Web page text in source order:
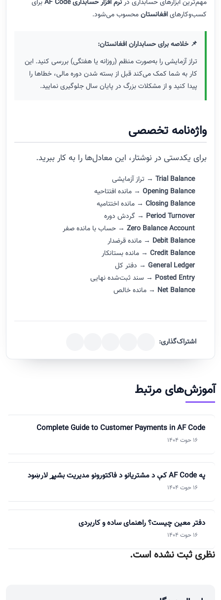
مهم‌ترین ابزارهای حسابداری درنرم‌ افزار حسابداری AF Code
برای
کسب‌وکارهایافغانستانمحسوب می‌شود.
📌 خلاصه برای حسابداران افغانستان:
تراز آزمایشی را به‌صورت منظم (روزانه یا هفتگی) بررسی کنید. این
کار به شما کمک می‌کند قبل از بسته شدن دوره مالی، خطاها را
پیدا کنید و از مشکلات بزرگ در پایان سال جلوگیری نمایید.
واژه‌نامه تخصصی
برای یکدستی در نوشتار، این معادل‌ها را به کار ببرید.
Trial Balance → تراز آزمایشی
Opening Balance→ مانده افتتاحیه
Closing Balance→ مانده اختتامیه
Period Turnover→ گردش دوره
Zero Balance Account→ حساب با مانده صفر
Debit Balance→ مانده قرضدار
Credit Balance→ مانده بستانکار
General Ledger→ دفتر کل
Posted Entry→ سند ثبت‌شده نهایی
Net Balance → مانده خالص
اشتراک‌گذاری:
مرتبط
Complete Guide to Customer Payments in AF Code
دفتر معین چیست؟ راهنمای ساده و کاربردی
ثبت نشده است.